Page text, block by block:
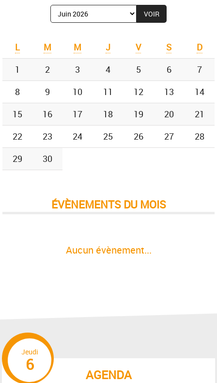
Afficher
le
de
:
L M M J V S
D
1
2 3 4 5 6
7
8
9 10 11 12 13
14
15
16 17 18 19 20
21
22
23 24 25 26 27
28
29
30
ÉVÈNEMENTS DU MOIS
Aucun évènement...
AGENDA
Jeudi
6